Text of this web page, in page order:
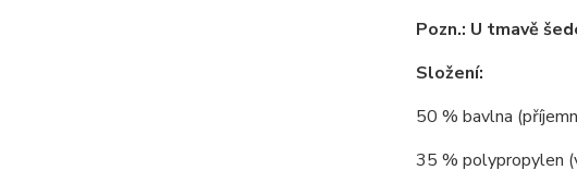
Pozn.: U tmavě
Složení:
50 % bavlna
35 % polypropylen